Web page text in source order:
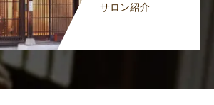
サロン紹介